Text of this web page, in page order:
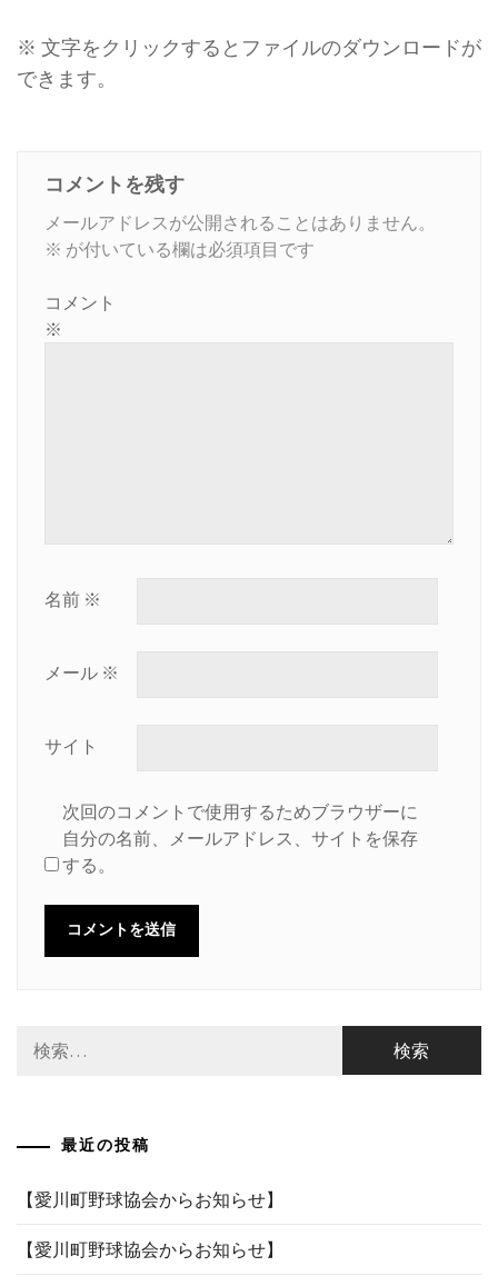
※ 文字をクリックするとファイルのダウンロードが
できます。
コメントを残す
メールアドレスが公開されることはありません。
※ が付いている欄は必須項目です
コメント
※
名前 ※
メール ※
サイト
次回のコメントで使用するためブラウザーに
自分の名前、メールアドレス、サイトを保存
する。
索:
最近の投稿
【愛川町野球協会からお知らせ】
【愛川町野球協会からお知らせ】